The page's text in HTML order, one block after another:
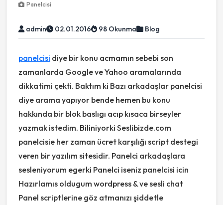
Panelcisi
admin 02.01.2016 98 Okunma Blog
panelcisi diye bir konu acmamın sebebi son
zamanlarda Google ve Yahoo aramalarında
dikkatimi çekti. Baktım ki Bazı arkadaşlar panelcisi
diye arama yapıyor bende hemen bu konu
hakkında bir blok baslıgı acıp kısaca birseyler
yazmak istedim. Biliniyorki Seslibizde.com
panelcisie her zaman ücret karşılığı script destegi
veren bir yazılım sitesidir. Panelci arkadaşlara
sesleniyorum egerki Panelci iseniz panelcisi icin
Hazırlamıs oldugum wordpress & ve sesli chat
Panel scriptlerine göz atmanızı şiddetle